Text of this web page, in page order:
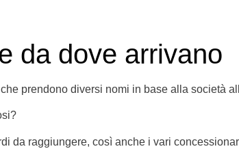
da dove arrivano
prendono diversi nomi in base alla società
da raggiungere, così anche i vari